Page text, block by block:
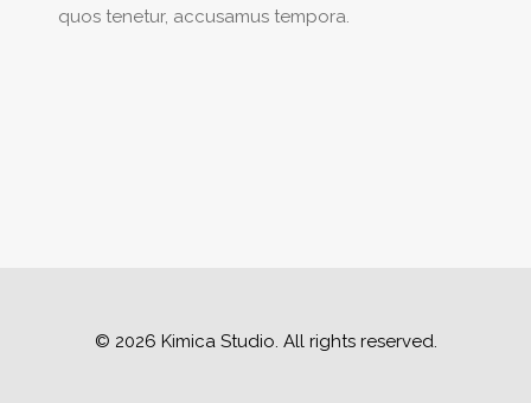
quos tenetur, accusamus tempora.
© 2026 Kimica Studio. All rights reserved.